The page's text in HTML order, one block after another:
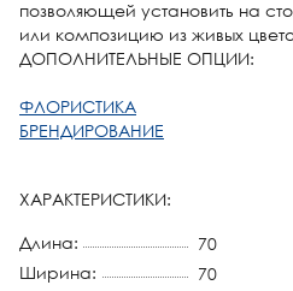
позволяющей установить на
или композицию из живых
ДОПОЛНИТЕЛЬНЫЕ ОПЦИИ:
ФЛОРИСТИКА
БРЕНДИРОВАНИЕ
ХАРАКТЕРИСТИКИ:
Длина:
70
Ширина:
70